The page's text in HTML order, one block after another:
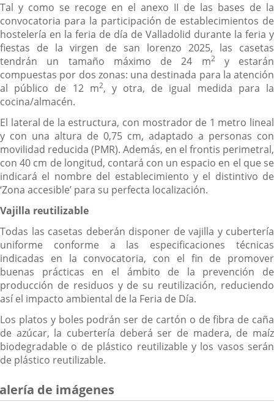
Tal y como se recoge en el anexo II de las bases de la
convocatoria para la participación de establecimientos de
hostelería en la feria de día de Valladolid durante la feria y
fiestas de la virgen de san lorenzo 2025, las casetas
tendrán un tamaño máximo de 24 m2y estarán
compuestas por dos zonas: una destinada para la atención
al público de 12 m2, y otra, de igual medida para la
cocina/almacén.
El lateral de la estructura, con mostrador de 1 metro lineal
y con una altura de 0,75 cm, adaptado a personas con
movilidad reducida (PMR). Además, en el frontis perimetral,
con 40 cm de longitud, contará con un espacio en el que se
indicará el nombre del establecimiento y el distintivo de
‘Zona accesible’ para su perfecta localización.
Vajilla reutilizable
Todas las casetas deberán disponer de vajilla y cubertería
uniforme conforme a las especificaciones técnicas
indicadas en la convocatoria, con el fin de promover
buenas prácticas en el ámbito de la prevención de
producción de residuos y de su reutilización, reduciendo
así el impacto ambiental de la Feria de Día.
Los platos y boles podrán ser de cartón o de fibra de caña
de azúcar, la cubertería deberá ser de madera, de maíz
biodegradable o de plástico reutilizable y los vasos serán
de plástico reutilizable.
de imágenes